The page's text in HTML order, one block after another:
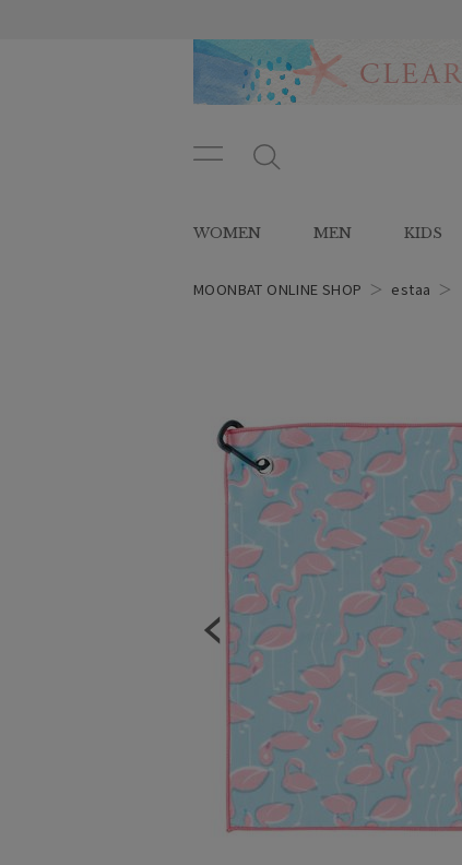
ン
ュ
ー
タ
WOMEN MEN KIDS
MOONBAT ONLINE SHOP ＞ estaa ＞